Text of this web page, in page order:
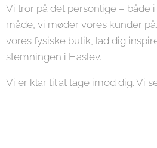
Vi tror på det personlige – både
måde, vi møder vores kunder
vores fysiske butik, lad dig
stemningen i Haslev.
Vi er klar til at tage imod dig. Vi